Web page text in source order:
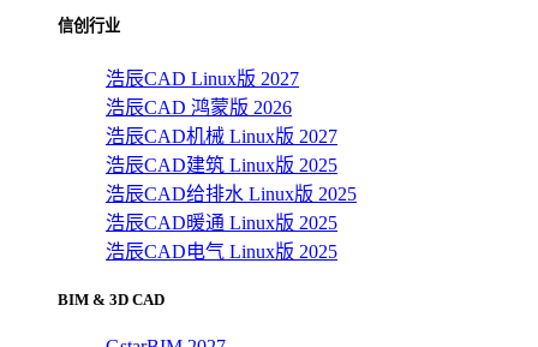
信创行业
浩辰CAD Linux版 2027
浩辰CAD 鸿蒙版 2026
浩辰CAD机械 Linux版 2027
浩辰CAD建筑 Linux版 2025
浩辰CAD给排水 Linux版 2025
浩辰CAD暖通 Linux版 2025
浩辰CAD电气 Linux版 2025
BIM & 3D CAD